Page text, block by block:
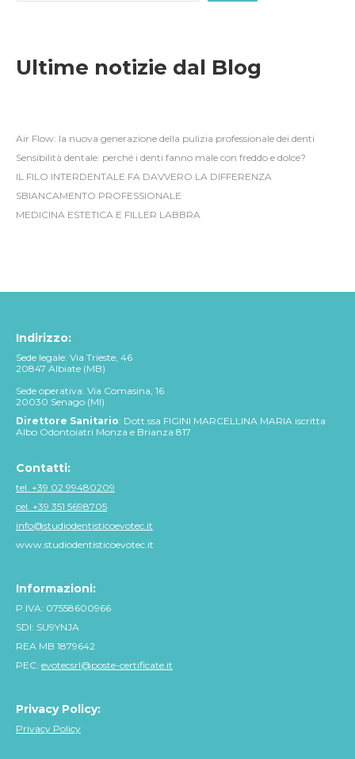
Ultime notizie dal Blog
Air Flow: la nuova generazione della pulizia professionale dei denti
Sensibilità dentale: perché i denti fanno male con freddo e dolce?
IL FILO INTERDENTALE FA DAVVERO LA DIFFERENZA
SBIANCAMENTO PROFESSIONALE
MEDICINA ESTETICA E FILLER LABBRA
Indirizzo:
Sede legale: Via Trieste, 46
20847 Albiate (MB)
Sede operativa: Via Comasina, 16
20030 Senago (MI)
Direttore Sanitario: Dott.ssa FIGINI MARCELLINA MARIA iscritta
Albo Odontoiatri Monza e Brianza 817
Contatti:
tel. +39 02 99480209
cel. +39 351 5698705
info@studiodentisticoevotec.it
www.studiodentisticoevotec.it
Informazioni:
P.IVA: 07558600966
SDI: SU9YNJA
REA MB 1879642
PEC: evotecsrl@poste-certificate.it
Privacy Policy:
Privacy Policy